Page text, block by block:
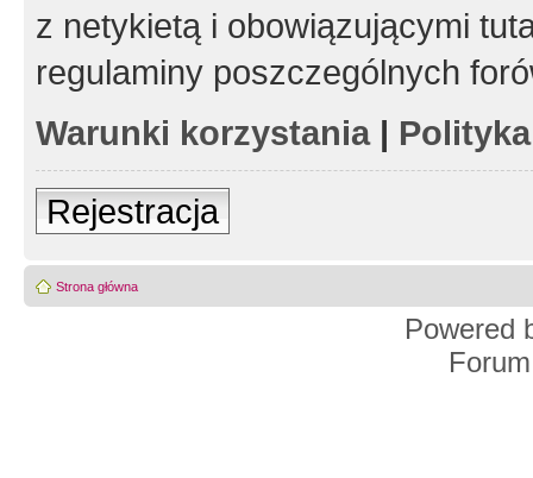
z netykietą i obowiązującymi
regulaminy poszczególnych
Warunki korzystania|
Rejestracja
Strona główna
Powered